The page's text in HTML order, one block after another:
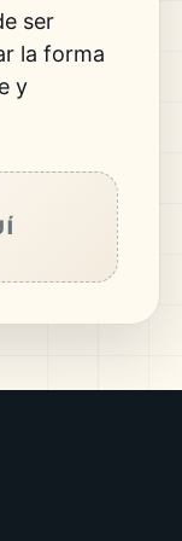
ser
la forma
y